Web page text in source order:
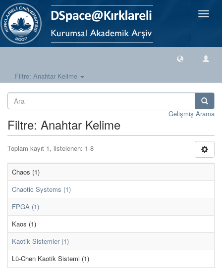
Geçiş
Filtre: Anahtar Kelime
Gelişmiş Arama
Filtre: Anahtar Kelime
Toplam kayıt 1, listelenen: 1-8
Chaos (1)
Chaotic Systems (1)
FPGA (1)
Kaos (1)
Kaotik Sistemler (1)
Lü-Chen Kaotik Sistemi (1)